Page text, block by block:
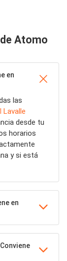
Atomo
en
las
Lavalle
desde tu
horarios
y si está
en